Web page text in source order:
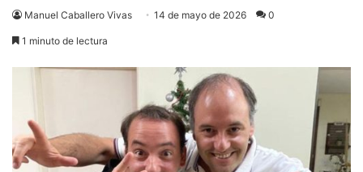
Manuel Caballero Vivas 14 de mayo de 2026 0
1 minuto de lectura